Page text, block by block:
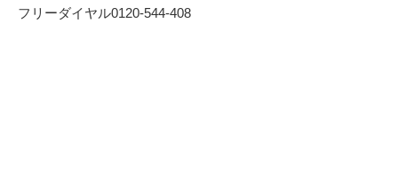
フリーダイヤル0120-544-408